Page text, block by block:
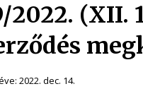
2022.
2022. dec. 14.